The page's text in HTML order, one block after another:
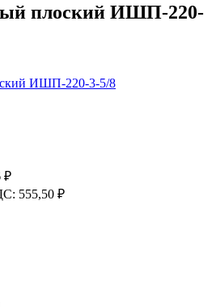
плоский ИШП-220-
₽
555,50 ₽